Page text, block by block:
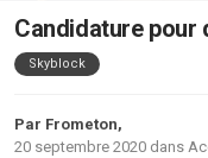
Candidature pour
Skyblock
Par Frometon,
20 septembre 2020 dans